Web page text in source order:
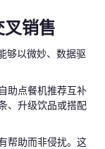
销售
够以微妙、数据驱
助点餐机推荐互补
、升级饮品或搭配
帮助而非侵扰。这